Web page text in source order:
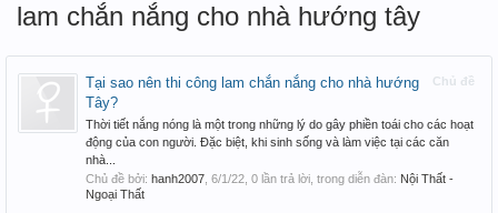
lam chắn nắng cho nhà hướng tây
Chủ đề
Tại sao nên thi công lam chắn nắng cho nhà hướng
Tây?
Thời tiết nắng nóng là một trong những lý do gây phiền toái cho các hoạt
động của con người. Đặc biệt, khi sinh sống và làm việc tại các căn
nhà...
Chủ đề bởi: hanh2007 6/1/22 , 0 lần trả lời, trong diễn đàn: Nội Thất -
Ngoại Thất